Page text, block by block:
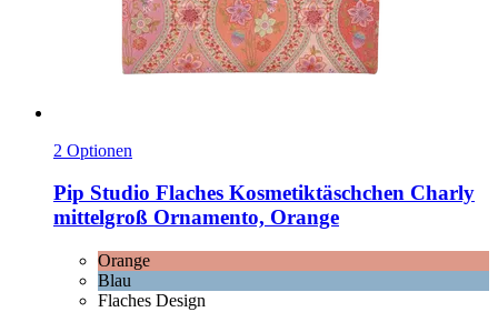
2 Optionen
Pip Studio Flaches Kosmetiktäschchen Charly
mittelgroß Ornamento, Orange
Orange
Blau
Flaches Design